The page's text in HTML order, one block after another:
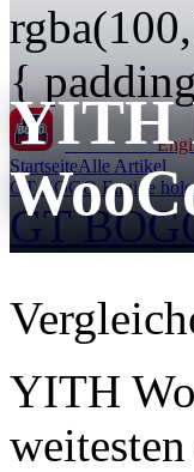
{
GT BOGO
StartseiteAlle Artikel
GT BOGO Engine
GT
YITH
YITH